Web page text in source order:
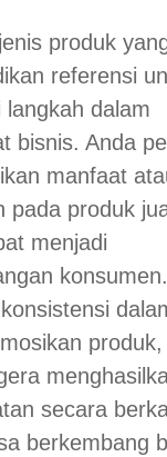
produk
referensi
langkah dalam
bisnis. Anda
manfaat
pada produk
menjadi
konsumen.
produk,
secara
berkembang